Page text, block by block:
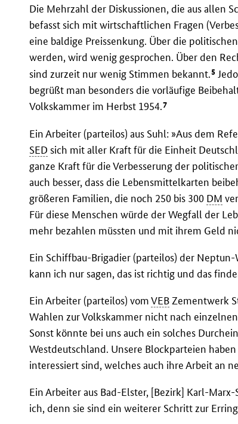
Die Mehrzahl der Diskussionen, die aus allen
befasst sich mit wirtschaftlichen Fragen
eine baldige Preissenkung. Über die
werden, wird wenig gesprochen. Über den
sind zurzeit nur wenig Stimmen bekannt.5
begrüßt man besonders die vorläufige
Volkskammer im Herbst 1954.7
Ein Arbeiter (parteilos) aus Suhl: »Aus dem
SED sich mit aller Kraft für die Einheit
ganze Kraft für die Verbesserung der
auch besser, dass die Lebensmittelkarten
größeren Familien, die noch 250 bis 300 DM
Für diese Menschen würde der Wegfall der
mehr bezahlen müssten und mit ihrem Geld
Ein Schiffbau-Brigadier (parteilos) der
kann ich nur sagen, das ist richtig und das
Ein Arbeiter (parteilos) vomVEB Zementwerk
Wahlen zur Volkskammer nicht nach
Sonst könnte bei uns auch ein solches
Westdeutschland. Unsere Blockparteien
interessiert sind, welches auch ihre Arbeit an
Ein Arbeiter aus Bad-Elster, [Bezirk] Karl-
ich, denn sie sind ein weiterer Schritt zur